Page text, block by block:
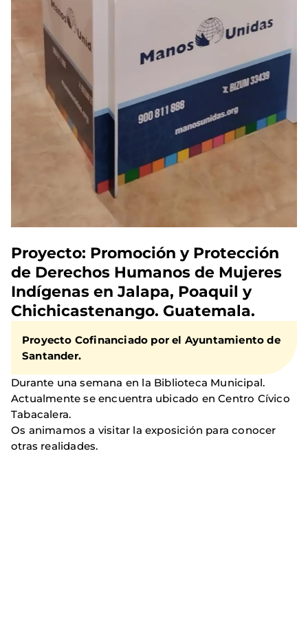
Proyecto: Promoción y Protección
de Derechos Humanos de Mujeres
Indígenas en Jalapa, Poaquil y
Chichicastenango. Guatemala.
Proyecto Cofinanciado por el Ayuntamiento de
Santander.
Durante una semana en la Biblioteca Municipal.
Actualmente se encuentra ubicado en Centro Cívico
Tabacalera.
Os animamos a visitar la exposición para conocer
otras realidades.